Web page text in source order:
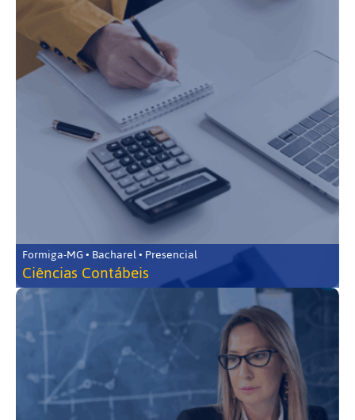
Formiga-MG • Bacharel • Presencial
Ciências Contábeis